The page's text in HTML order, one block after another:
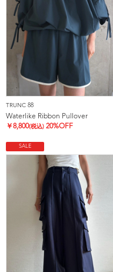
TRUNC 88
Waterlike Ribbon Pullover
￥8,800(税込) 20%OFF
SALE